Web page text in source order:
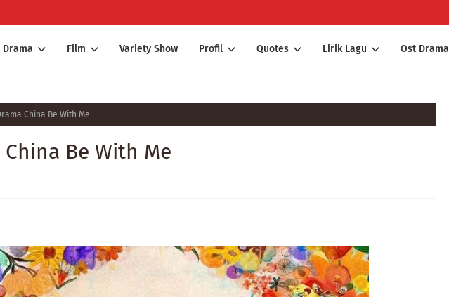
Drama Film Variety Show Profil Quotes Lirik Lagu Ost Drama
China Be With Me
Be With Me